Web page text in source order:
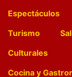
Espectáculos
Turismo
Culturales
Cocina y